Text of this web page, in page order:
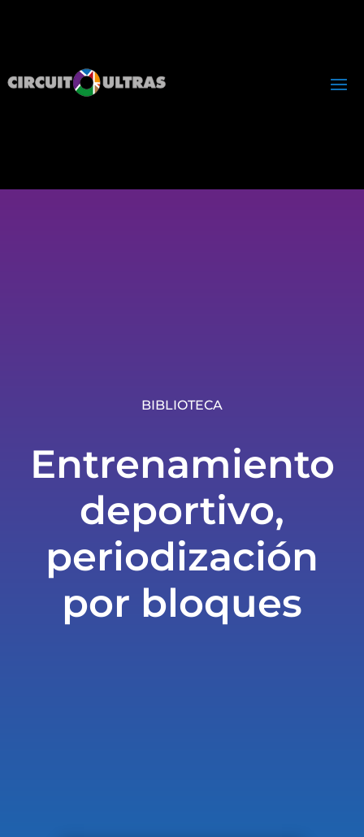
BIBLIOTECA
Entrenamiento
deportivo,
periodización
por bloques